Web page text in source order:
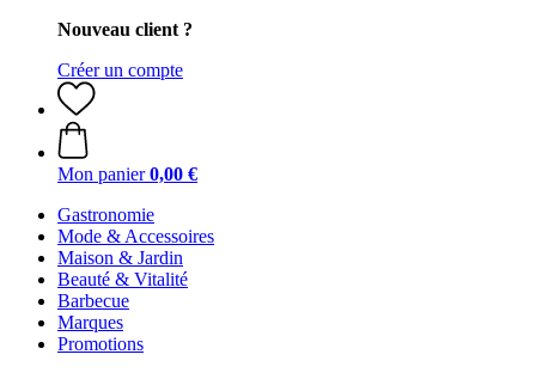
Nouveau client ?
Créer un compte
Mon panier 0,00 €
Gastronomie
Mode & Accessoires
Maison & Jardin
Beauté & Vitalité
Barbecue
Marques
Promotions